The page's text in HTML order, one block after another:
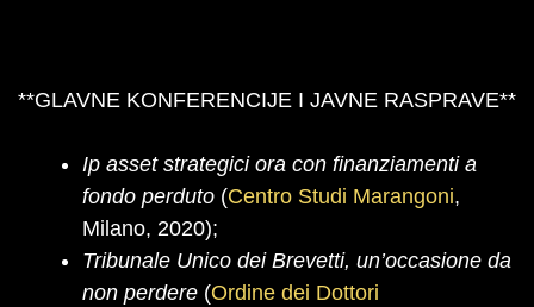
**GLAVNE KONFERENCIJE I JAVNE RASPRAVE**
Ip asset strategici ora con finanziamenti a
fondo perduto (Centro Studi Marangoni,
Milano, 2020);
Tribunale Unico dei Brevetti, un’occasione da
non perdere (Ordine dei Dottori